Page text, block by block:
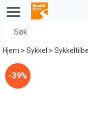
Hjem>Sykkel >
39%